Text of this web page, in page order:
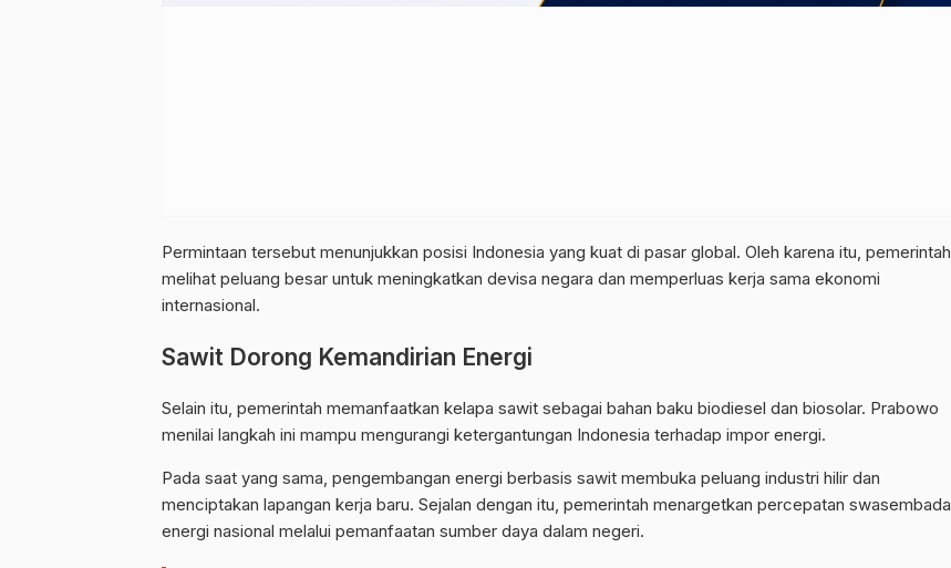
Permintaan tersebut menunjukkan posisi Indonesia yang kuat di pasar global. Oleh karena itu, pemerintah
melihat peluang besar untuk meningkatkan devisa negara dan memperluas kerja sama ekonomi
internasional.
Sawit Dorong Kemandirian Energi
Selain itu, pemerintah memanfaatkan kelapa sawit sebagai bahan baku biodiesel dan biosolar. Prabowo
menilai langkah ini mampu mengurangi ketergantungan Indonesia terhadap impor energi.
Pada saat yang sama, pengembangan energi berbasis sawit membuka peluang industri hilir dan
menciptakan lapangan kerja baru. Sejalan dengan itu, pemerintah menargetkan percepatan swasembada
energi nasional melalui pemanfaatan sumber daya dalam negeri.